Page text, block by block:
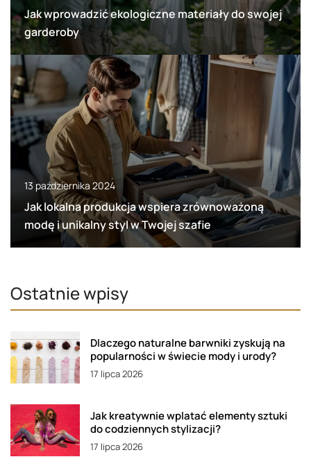
Jak wprowadzić ekologiczne materiały do swojej
garderoby
13 października 2024
Jak lokalna produkcja wspiera zrównoważoną
modę i unikalny styl w Twojej szafie
Ostatnie wpisy
Dlaczego naturalne barwniki zyskują na
popularności w świecie mody i urody?
17 lipca 2026
Jak kreatywnie wplatać elementy sztuki
do codziennych stylizacji?
17 lipca 2026